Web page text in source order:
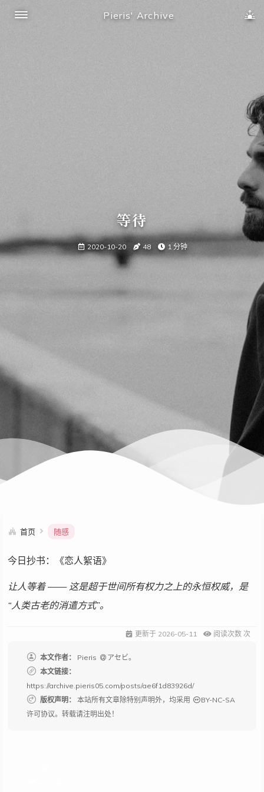
等待
2020-10-20 48 1 分钟
Pieris' Archive
首页 随感
今日抄书：《恋人絮语》
让人等着 —— 这是超于世间所有权力之上的永恒权威，是
“人类古老的消遣方式”。
更新于 2026-05-11 阅读次数 次
本文作者： Pieris
アセビ。
本文链接：
https://archive.pieris05.com/posts/ae6f1d83926d/
版权声明： 本站所有文章除特别声明外，均采用
BY-NC-SA
许可协议。转载请注明出处！